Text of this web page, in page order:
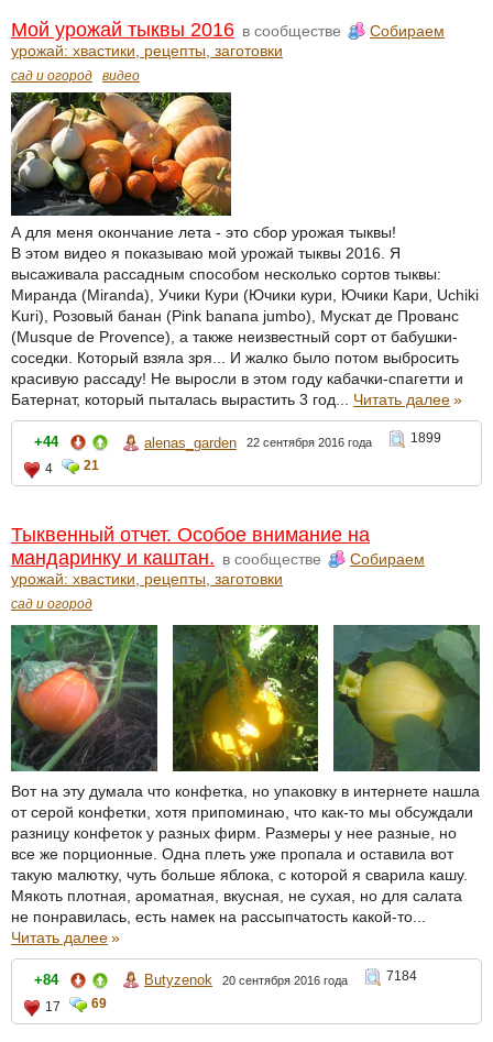
Мой урожай тыквы 2016 в сообществе
Собираем
урожай: хвастики, рецепты, заготовки
сад и огород видео
А для меня окончание лета - это сбор урожая тыквы!
В этом видео я показываю мой урожай тыквы 2016. Я
высаживала рассадным способом несколько сортов тыквы:
Миранда (Miranda), Учики Кури (Ючики кури, Ючики Кари, Uchiki
Kuri), Розовый банан (Pink banana jumbo), Мускат де Прованс
(Musque de Provence), а также неизвестный сорт от бабушки-
соседки. Который взяла зря... И жалко было потом выбросить
красивую рассаду! Не выросли в этом году кабачки-спагетти и
Батернат, который пыталась вырастить 3 год... Читать далее»
+44 alenas_garden 22 сентября 2016 года
1899
4
21
Тыквенный отчет. Особое внимание на
мандаринку и каштан. в сообществе
Собираем
урожай: хвастики, рецепты, заготовки
сад и огород
Вот на эту думала что конфетка, но упаковку в интернете нашла
от серой конфетки, хотя припоминаю, что как-то мы обсуждали
разницу конфеток у разных фирм. Размеры у нее разные, но
все же порционные. Одна плеть уже пропала и оставила вот
такую малютку, чуть больше яблока, с которой я сварила кашу.
Мякоть плотная, ароматная, вкусная, не сухая, но для салата
не понравилась, есть намек на рассыпчатость какой-то...
Читать далее»
+84 Butyzenok 20 сентября 2016 года
7184
17
69